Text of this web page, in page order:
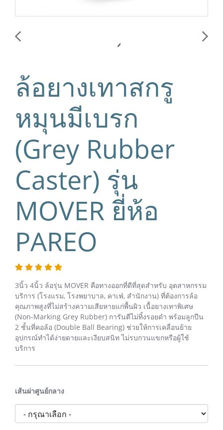
ล้อยางเทาสกรู
หมุนมีเบรก
(Grey Rubber
Caster) รุ่น
MOVER ยี่ห้อ
PAREO
3นิ้ว 4นิ้ว ล้อรุ่น MOVER คือทางออกที่ดีที่สุดสำหรับ อุตสาหกรรม
บริการ (โรงแรม, โรงพยาบาล, คาเฟ่, สำนักงาน) ที่ต้องการล้อ
คุณภาพสูงที่ไม่สร้างความเสียหายแก่พื้นผิว เนื้อยางเทาพิเศษ
(Non-Marking Grey Rubber) การันตีไม่ทิ้งรอยดำ พร้อมลูกปืน
2 ชั้นที่คอล้อ (Double Ball Bearing) ช่วยให้การเคลื่อนย้าย
อุปกรณ์ทำได้ง่ายดายและเงียบสนิท ไม่รบกวนแขกหรือผู้ใช้
บริการ
เส้นผ่าศูนย์กลาง